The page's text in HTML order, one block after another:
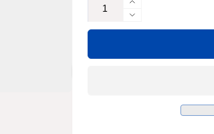
Erhöhe
die
Menge
Shampoo
Verringere
die
für